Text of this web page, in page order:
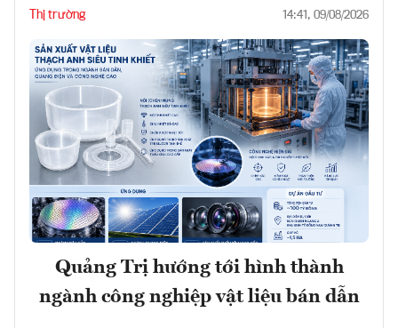
Thị trường 14:41, 09/08/2026
Quảng Trị hướng tới hình thành
ngành công nghiệp vật liệu bán dẫn